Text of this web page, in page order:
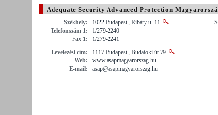
Adequate Security Advanced Protection
Székhely:
1022 Budapest , Ribáry u. 11.
Telefonszám 1:
1/279-2240
Fax 1:
1/279-2241
Levelezési cím:
1117 Budapest , Budafoki út 79.
Web:
www.asapmagyarorszag.hu
E-mail:
asap@asapmagyarorszag.hu